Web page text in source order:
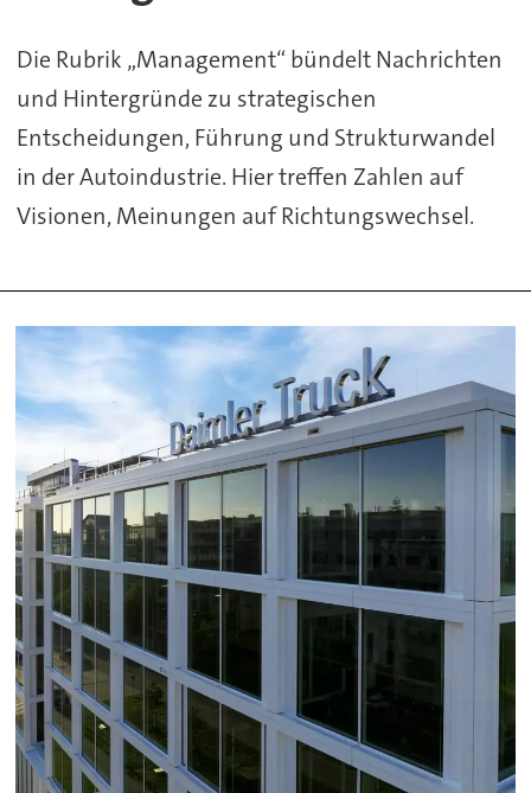
Die Rubrik „Management“ bündelt Nachrichten
und Hintergründe zu strategischen
Entscheidungen, Führung und Strukturwandel
in der Autoindustrie. Hier treffen Zahlen auf
Visionen, Meinungen auf Richtungswechsel.